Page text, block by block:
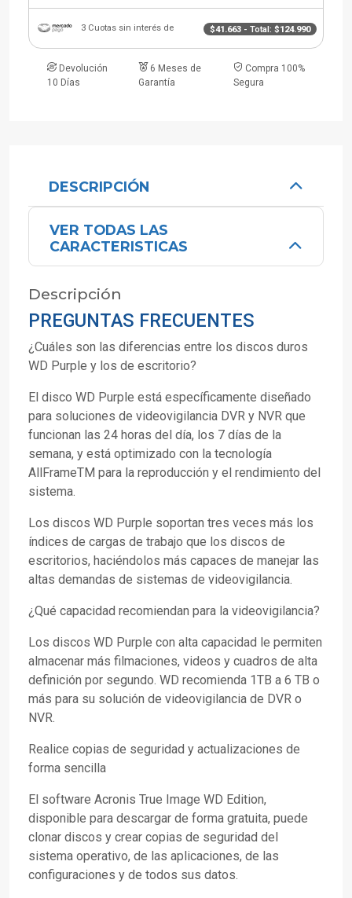
3 Cuotas sin interés de $41.663 - Total: $124.990
Devolución
10 Días
6 Meses de
Garantía
Compra 100%
Segura
DESCRIPCIÓN
VER TODAS LAS
CARACTERISTICAS
Descripción
PREGUNTAS FRECUENTES
¿Cuáles son las diferencias entre los discos duros
WD Purple y los de escritorio?
El disco WD Purple está específicamente diseñado
para soluciones de videovigilancia DVR y NVR que
funcionan las 24 horas del día, los 7 días de la
semana, y está optimizado con la tecnología
AllFrameTM para la reproducción y el rendimiento del
sistema.
Los discos WD Purple soportan tres veces más los
índices de cargas de trabajo que los discos de
escritorios, haciéndolos más capaces de manejar las
altas demandas de sistemas de videovigilancia.
¿Qué capacidad recomiendan para la videovigilancia?
Los discos WD Purple con alta capacidad le permiten
almacenar más filmaciones, videos y cuadros de alta
definición por segundo. WD recomienda 1TB a 6 TB o
más para su solución de videovigilancia de DVR o
NVR.
Realice copias de seguridad y actualizaciones de
forma sencilla
El software Acronis True Image WD Edition,
disponible para descargar de forma gratuita, puede
clonar discos y crear copias de seguridad del
sistema operativo, de las aplicaciones, de las
configuraciones y de todos sus datos.